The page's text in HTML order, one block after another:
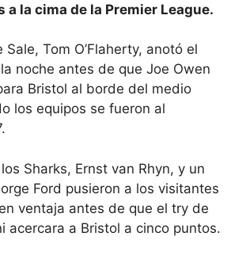
a la cima de la Premier League.
Sale, Tom O’Flaherty, anotó el
noche antes de que Joe Owen
Bristol al borde del medio
los equipos se fueron al
Sharks, Ernst van Rhyn, y un
Ford pusieron a los visitantes
ventaja antes de que el try de
acercara a Bristol a cinco puntos.